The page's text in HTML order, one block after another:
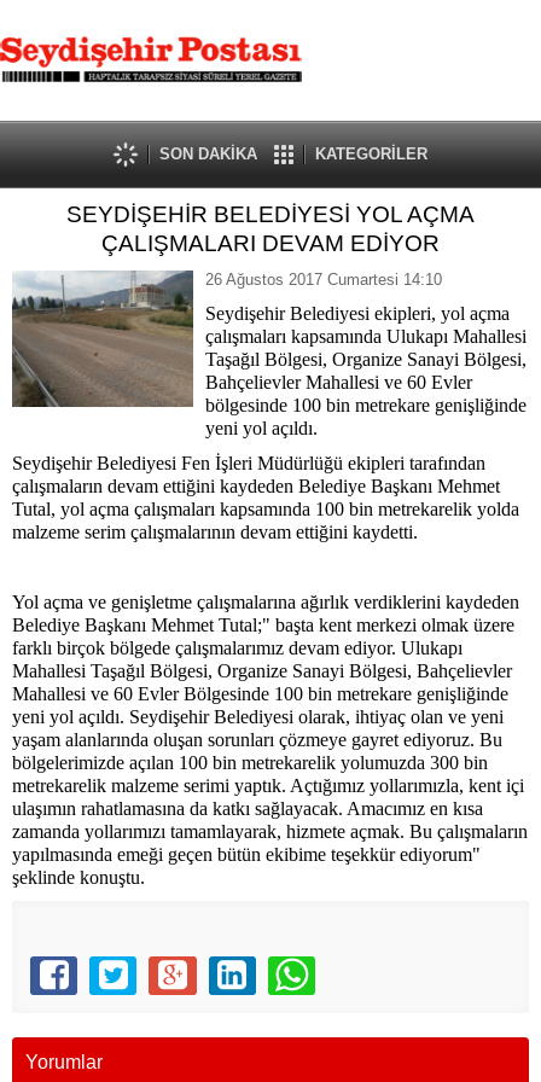
SON DAKİKA KATEGORİLER
SEYDİŞEHİR BELEDİYESİ YOL AÇMA
ÇALIŞMALARI DEVAM EDİYOR
26 Ağustos 2017 Cumartesi 14:10
Seydişehir Belediyesi ekipleri, yol açma
çalışmaları kapsamında Ulukapı Mahallesi
Taşağıl Bölgesi, Organize Sanayi Bölgesi,
Bahçelievler Mahallesi ve 60 Evler
bölgesinde 100 bin metrekare genişliğinde
yeni yol açıldı.
Seydişehir Belediyesi Fen İşleri Müdürlüğü ekipleri tarafından
çalışmaların devam ettiğini kaydeden Belediye Başkanı Mehmet
Tutal, yol açma çalışmaları kapsamında 100 bin metrekarelik yolda
malzeme serim çalışmalarının devam ettiğini kaydetti.
Yol açma ve genişletme çalışmalarına ağırlık verdiklerini kaydeden
Belediye Başkanı Mehmet Tutal;" başta kent merkezi olmak üzere
farklı birçok bölgede çalışmalarımız devam ediyor. Ulukapı
Mahallesi Taşağıl Bölgesi, Organize Sanayi Bölgesi, Bahçelievler
Mahallesi ve 60 Evler Bölgesinde 100 bin metrekare genişliğinde
yeni yol açıldı. Seydişehir Belediyesi olarak, ihtiyaç olan ve yeni
yaşam alanlarında oluşan sorunları çözmeye gayret ediyoruz. Bu
bölgelerimizde açılan 100 bin metrekarelik yolumuzda 300 bin
metrekarelik malzeme serimi yaptık. Açtığımız yollarımızla, kent içi
ulaşımın rahatlamasına da katkı sağlayacak. Amacımız en kısa
zamanda yollarımızı tamamlayarak, hizmete açmak. Bu çalışmaların
yapılmasında emeği geçen bütün ekibime teşekkür ediyorum"
şeklinde konuştu.
Yorumlar